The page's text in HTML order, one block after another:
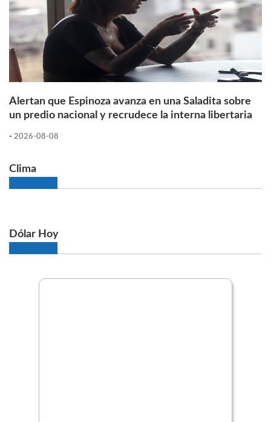
Alertan que Espinoza avanza en una Saladita sobre
un predio nacional y recrudece la interna libertaria
- 2026-08-08
Clima
Dólar Hoy